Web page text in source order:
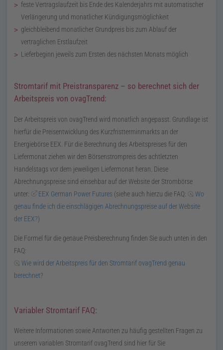
feste Vertragslaufzeit bis Ende des Kalenderjahrs mit automatischer
Verlängerung und monatlicher Kündigungsmöglichkeit
gleichbleibend monatlicher Grundpreis bis zum Ablauf der
vertraglichen Erstlaufzeit
Lieferbeginn jeweils zum Ersten des nächsten Monats möglich
Stromtarif mit Preistransparenz – so berechnet sich der
Arbeitspreis von ovagTrend:
Der Arbeitspreis von ovagTrend wird monatlich angepasst. Grundlage ist
hierfür die Preisentwicklung des Kurzfristterminmarkts an der
Energiebörse EEX . Für die Berechnung des Arbeitspreises für den
Liefermonat ziehen wir den Börsenstrompreis des achtletzten
Handelstags vor dem jeweiligen Liefermonat heran. Diese
Abrechnungspreise sind einsehbar auf der Website der Strombörse
unter:
EEX German Power Futures (siehe auch hierzu die FAQ:
Wo
genau finde ich die einschlägigen Abrechnungspreise auf der Website
der EEX?)
Die Formel für die genaue Preisberechnung finden Sie auch unten in den
FAQ:
Wie wird der Arbeitspreis für den Stromtarif ovagTrend genau
berechnet?
Variabler Stromtarif FAQ:
Weitere Informationen sowie Antworten zu häufig gestellten Fragen zu
unserem variablen Stromtarif ovagTrend sind hier für Sie